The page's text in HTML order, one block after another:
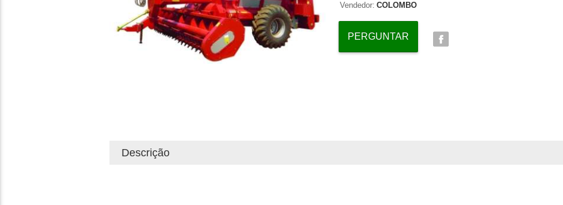
Vendedor: COLOMBO
PERGUNTAR
Descrição